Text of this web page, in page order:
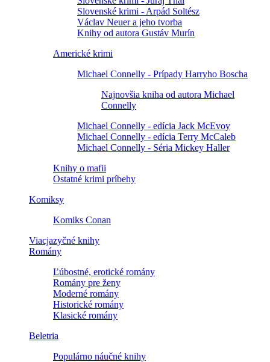
Slovenské krimi - Arpád Soltész
Václav Neuer a jeho tvorba
Knihy od autora Gustáv Murín
Americké krimi
Michael Connelly - Prípady Harryho Boscha
Najnovšia kniha od autora Michael
Connelly
Michael Connelly - edícia Jack McEvoy
Michael Connelly - edícia Terry McCaleb
Michael Connelly - Séria Mickey Haller
Knihy o mafii
Ostatné krimi príbehy
Komiksy
Komiks Conan
Viacjazyčné knihy
Romány
Ľúbostné, erotické romány
Romány pre ženy
Moderné romány
Historické romány
Klasické romány
Beletria
Populárno náučné knihy